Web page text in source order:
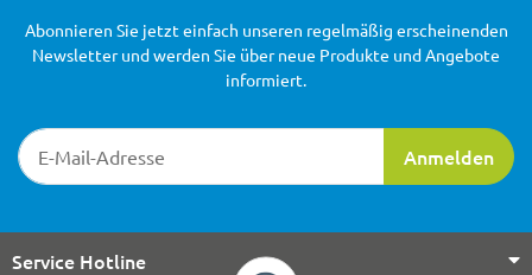
Newsletter-Registrierung
Anmelden
Abonnieren Sie jetzt einfach unseren regelmäßig erscheinenden
Newsletter und werden Sie über neue Produkte und Angebote
informiert.
Service Hotline